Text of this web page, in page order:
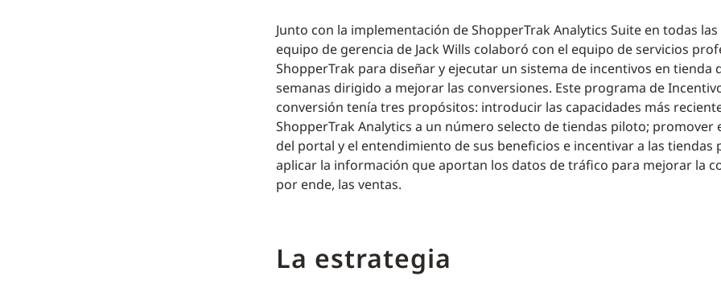
Junto con la implementación de ShopperTrak Analytics Suite en todas
equipo de gerencia de Jack Wills colaboró con el equipo de servicios
ShopperTrak para diseñar y ejecutar un sistema de incentivos en tienda
semanas dirigido a mejorar las conversiones. Este programa de
conversión tenía tres propósitos: introducir las capacidades más
ShopperTrak Analytics a un número selecto de tiendas piloto; promover
del portal y el entendimiento de sus beneficios e incentivar a las tiendas
aplicar la información que aportan los datos de tráfico para mejorar la
por ende, las ventas.
La estrategia